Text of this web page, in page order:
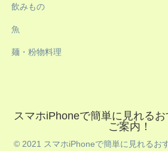
飲みもの
魚
麺・粉物料理
スマホiPhoneで簡単に見れる
ご案内！
© 2021 スマホiPhoneで簡単に見れるお